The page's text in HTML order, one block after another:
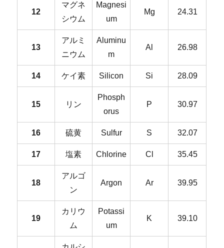
12
マグネ
シウム
Magnesi
um
Mg 24.31
13
アルミ
ニウム
Aluminu
m
Al 26.98
14 ケイ素 Silicon Si 28.09
15 リン
Phosph
orus
P 30.97
16 硫黄 Sulfur S 32.07
17 塩素 Chlorine Cl 35.45
18
アルゴ
ン
Argon Ar 39.95
19
カリウ
ム
Potassi
um
K 39.10